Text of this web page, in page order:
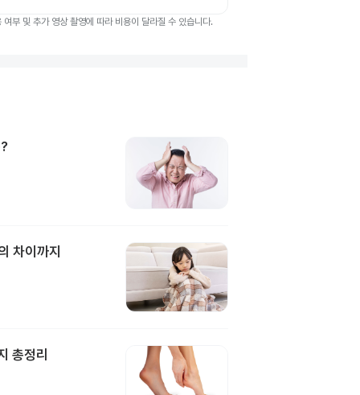
부 및 추가 영상 촬영에 따라 비용이 달라질 수 있습니다.
차이까지
총정리